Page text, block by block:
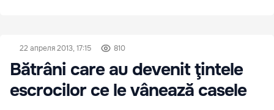
22 апреля 2013, 17:15 810
Bătrâni care au devenit ţintele
escrocilor ce le vânează casele